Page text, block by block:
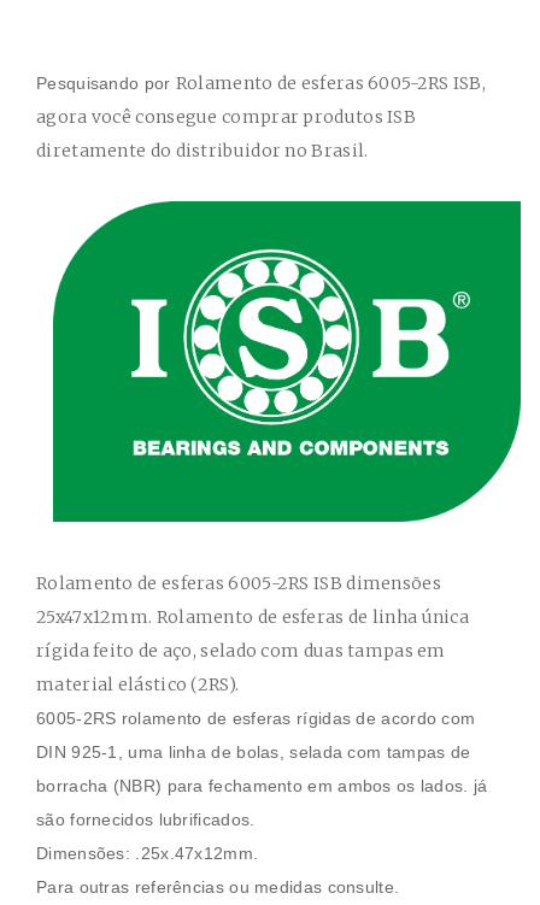
Pesquisando por Rolamento de esferas6005-2RS ISB,
agora você consegue comprar produtos ISB
diretamente do distribuidor no Brasil.
Rolamento de esferas 6005-2RS ISB dimensões
25x47x12mm. Rolamento de esferas de linha única
rígida feito de aço, selado com duas tampas em
material elástico (2RS).
6005-2RS rolamento de esferas rígidas de acordo com
DIN 925-1, uma linha de bolas, selada com tampas de
borracha (NBR) para fechamento em ambos os lados. já
são fornecidos lubrificados.
Dimensões: .25x.47x12mm.
Para outras referências ou medidas consulte.